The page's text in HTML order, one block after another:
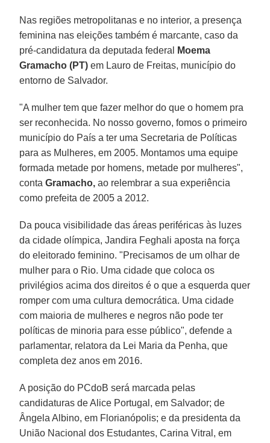
Nas regiões metropolitanas e no interior, a presença
feminina nas eleições também é marcante, caso da
pré-candidatura da deputada federal
Moema
Gramacho (PT) em Lauro de Freitas, município do
entorno de Salvador.
"A mulher tem que fazer melhor do que o homem pra
ser reconhecida. No nosso governo, fomos o primeiro
município do País a ter uma Secretaria de Políticas
para as Mulheres, em 2005. Montamos uma equipe
formada metade por homens, metade por mulheres",
contaGramacho, ao relembrar a sua experiência
como prefeita de 2005 a 2012.
Da pouca visibilidade das áreas periféricas às luzes
da cidade olímpica, Jandira Feghali aposta na força
do eleitorado feminino. "Precisamos de um olhar de
mulher para o Rio. Uma cidade que coloca os
privilégios acima dos direitos é o que a esquerda quer
romper com uma cultura democrática. Uma cidade
com maioria de mulheres e negros não pode ter
políticas de minoria para esse público", defende a
parlamentar, relatora da Lei Maria da Penha, que
completa dez anos em 2016.
A posição do PCdoB será marcada pelas
candidaturas de Alice Portugal, em Salvador; de
Ângela Albino, em Florianópolis; e da presidenta da
União Nacional dos Estudantes, Carina Vitral, em